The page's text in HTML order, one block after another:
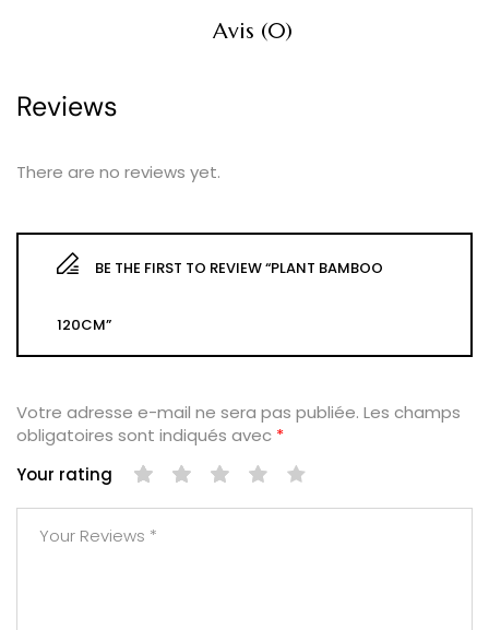
Avis (0)
Reviews
There are no reviews yet.
BE THE FIRST TO REVIEW “PLANT BAMBOO
120CM”
Votre adresse e-mail ne sera pas publiée. Les champs
obligatoires sont indiqués avec *
Your rating